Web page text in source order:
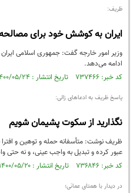
ظریف:
ایران به کوشش خود برای
وزیر امور خارجه گفت: جمهوری اسلامی
ادامه می‌دهد.
کد خبر: ۷۳۷۴۶۶ تاریخ انتشار : ۱۴۰۰/۰۵/۲۴
پاسخ ظريف به ادعاهاى زالى:
نگذارید از سکوت پشیمان شویم
ظریف نوشت: متأسفانه حمله و توهین و
عبور کرده و تبدیل به واجب عینی، و نه
کد خبر: ۷۳۶۸۴۶ تاریخ انتشار : ۱۴۰۰/۰۵/۲۰
در دیدار با همتای عمانی؛